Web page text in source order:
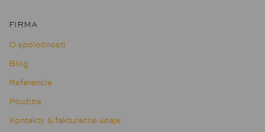
FIRMA
O spoločnosti
Blog
Referencie
Použitie
Kontakty & fakturačné údaje